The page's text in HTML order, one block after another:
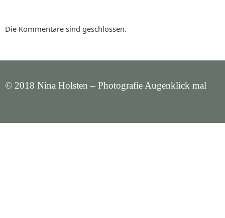
Die Kommentare sind geschlossen.
© 2018 Nina Holsten – Photografie Augenklick mal